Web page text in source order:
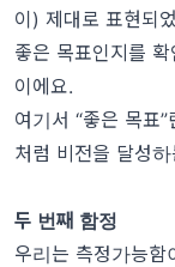
이) 제대로 표현되
좋은 목표인지를
이에요.
여기서 “좋은 목표
처럼 비전을 달성
두 번째 함정
우리는 측정가능함